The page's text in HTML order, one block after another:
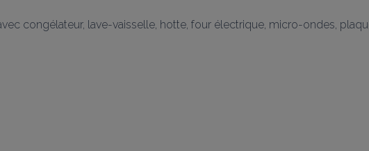
congélateur, lave-vaisselle, hotte, four électrique, micro-ondes,